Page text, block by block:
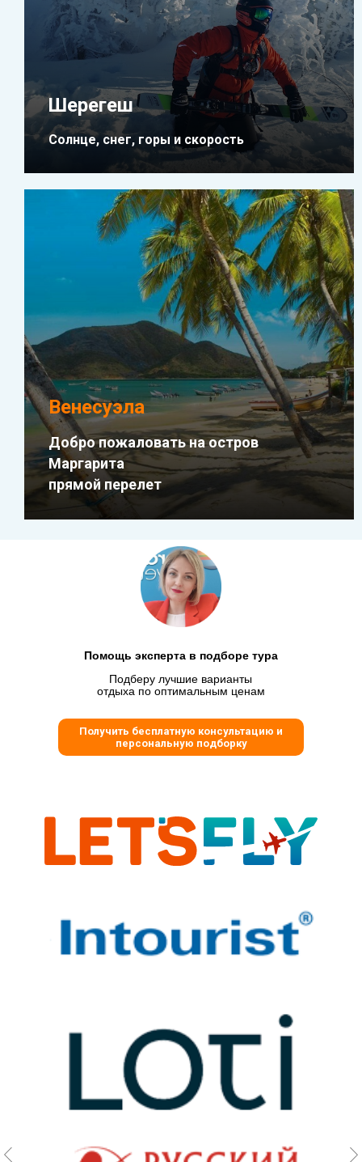
Шерегеш
Солнце, снег, горы и скорость
Венесуэла
Добро пожаловать на остров
Маргарита
прямой перелет
Помощь эксперта в подборе тура
Подберу лучшие варианты
отдыха по оптимальным ценам
Получить бесплатную консультацию и
персональную подборку